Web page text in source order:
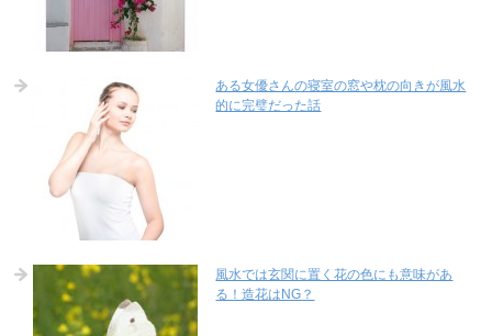
ある女優さんの寝室の窓や枕の向きが風水
的に完璧だった話
風水では玄関に置く花の色にも意味があ
る！造花はNG？